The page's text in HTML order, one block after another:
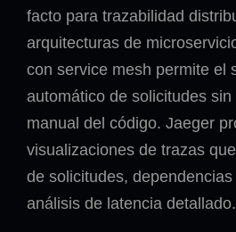
facto para trazabilidad
arquitecturas de
con service mesh permite el
automático de solicitudes
manual del código. Jaeger
visualizaciones de trazas
de solicitudes,
análisis de latencia detallado.